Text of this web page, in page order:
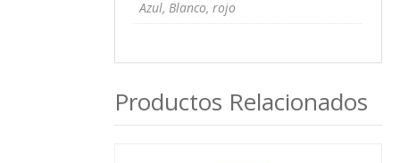
Azul, Blanco, rojo
Productos Relacionados